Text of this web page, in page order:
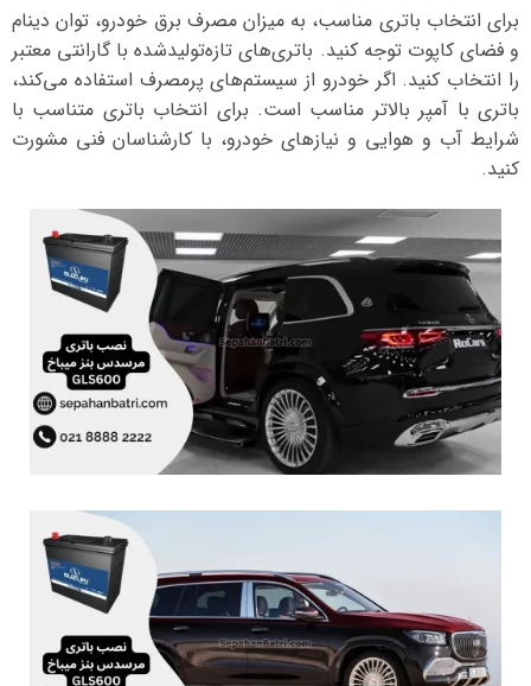
برای انتخاب باتری مناسب، به میزان مصرف برق خودرو، توان دینام
و فضای کاپوت توجه کنید. باتری‌های تازه‌تولیدشده با گارانتی معتبر
را انتخاب کنید. اگر خودرو از سیستم‌های پرمصرف استفاده می‌کند،
باتری با آمپر بالاتر مناسب است. برای انتخاب باتری متناسب با
شرایط آب و هوایی و نیازهای خودرو، با کارشناسان فنی مشورت
کنید.